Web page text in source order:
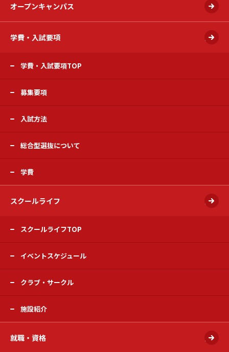
オープンキャンパス
学費・入試要項 開く
学費・入試要項TOP
募集要項
入試方法
総合型選抜について
学費
スクールライフ 開く
スクールライフTOP
イベントスケジュール
クラブ・サークル
施設紹介
就職・資格 開く